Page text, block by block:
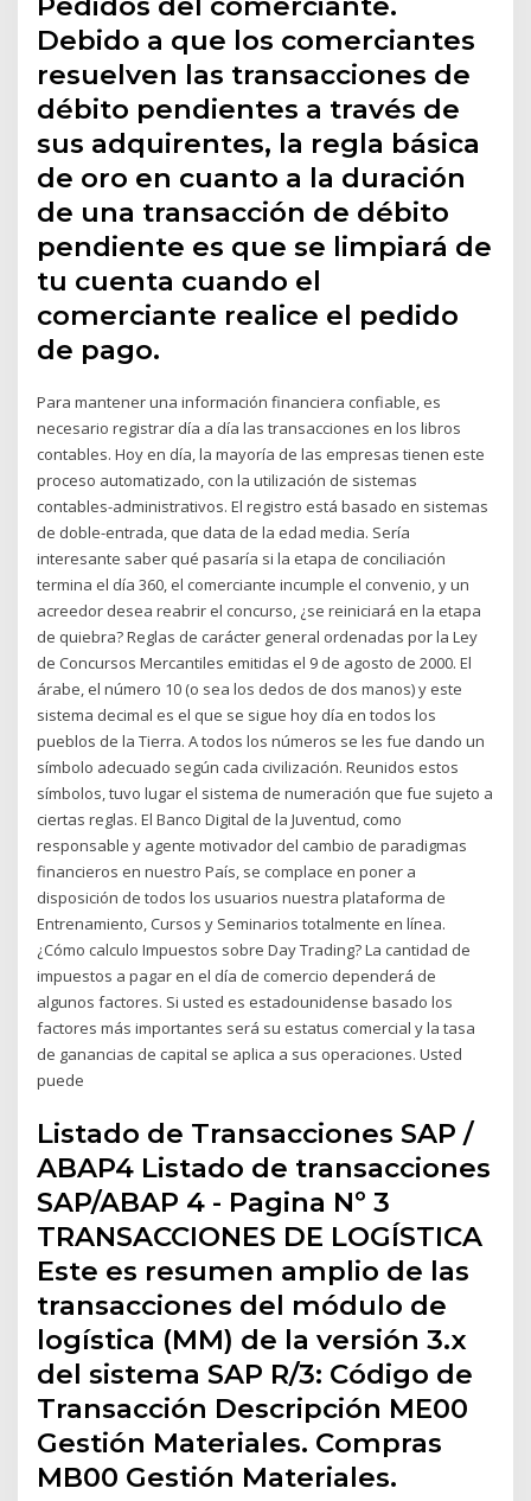
Debido a que los comerciantes
resuelven las transacciones de
débito pendientes a través de
sus adquirentes, la regla básica
de oro en cuanto a la duración
de una transacción de débito
pendiente es que se limpiará de
tu cuenta cuando el
comerciante realice el pedido
de pago.
Para mantener una información financiera confiable, es
necesario registrar día a día las transacciones en los libros
contables. Hoy en día, la mayoría de las empresas tienen este
proceso automatizado, con la utilización de sistemas
contables-administrativos. El registro está basado en sistemas
de doble-entrada, que data de la edad media. Sería
interesante saber qué pasaría si la etapa de conciliación
termina el día 360, el comerciante incumple el convenio, y un
acreedor desea reabrir el concurso, ¿se reiniciará en la etapa
de quiebra? Reglas de carácter general ordenadas por la Ley
de Concursos Mercantiles emitidas el 9 de agosto de 2000. El
árabe, el número 10 (o sea los dedos de dos manos) y este
sistema decimal es el que se sigue hoy día en todos los
pueblos de la Tierra. A todos los números se les fue dando un
símbolo adecuado según cada civilización. Reuni­dos estos
símbolos, tuvo lugar el sistema de numeración que fue sujeto a
ciertas reglas. El Banco Digital de la Juventud, como
responsable y agente motivador del cambio de paradigmas
financieros en nuestro País, se complace en poner a
disposición de todos los usuarios nuestra plataforma de
Entrenamiento, Cursos y Seminarios totalmente en línea.
¿Cómo calculo Impuestos sobre Day Trading? La cantidad de
impuestos a pagar en el día de comercio dependerá de
algunos factores. Si usted es estadounidense basado los
factores más importantes será su estatus comercial y la tasa
de ganancias de capital se aplica a sus operaciones. Usted
puede
Listado de Transacciones SAP /
ABAP4 Listado de transacciones
SAP/ABAP 4 - Pagina Nº 3
TRANSACCIONES DE LOGÍSTICA
Este es resumen amplio de las
transacciones del módulo de
logística (MM) de la versión 3.x
del sistema SAP R/3: Código de
Transacción Descripción ME00
Gestión Materiales. Compras
MB00 Gestión Materiales.